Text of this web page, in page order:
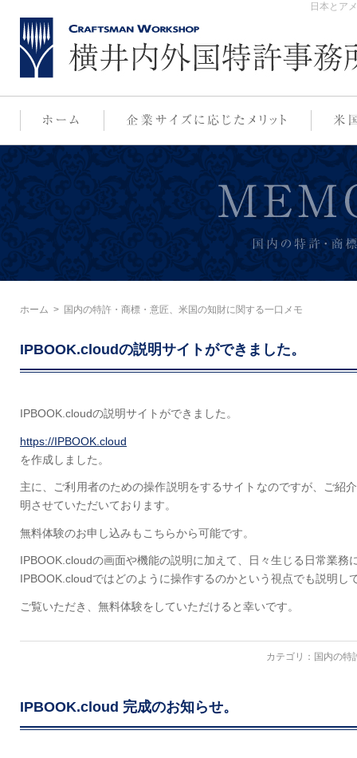
日本とア
ホーム > 国内の特許・商標・意匠、米国の知財に関する一口メモ
IPBOOK.cloudの説明サイトができました。
IPBOOK.cloudの説明サイトができました。
https://IPBOOK.cloud
を作成しました。
主に、ご利用者のための操作説明をするサイトなのですが、ご紹
明させていただいております。
無料体験のお申し込みもこちらから可能です。
IPBOOK.cloudの画面や機能の説明に加えて、日々生じる日常業務
IPBOOK.cloudではどのように操作するのかという視点でも説明し
ご覧いただき、無料体験をしていただけると幸いです。
カテゴリ： 国内の特
IPBOOK.cloud 完成のお知らせ。